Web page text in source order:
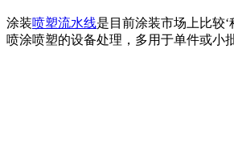
涂装喷塑流水线是目前涂装市场上比较
喷涂喷塑的设备处理，多用于单件或小